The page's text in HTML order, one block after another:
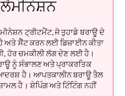
ਟ੍ਰੀਟਮੈਂਟ, ਜੋ ਤੁਹਾਡੇ ਬਰਾਊ ਦੇ
ਅਤੇ ਸੈੱਟ ਕਰਨ ਲਈ ਡਿਜ਼ਾਈਨ ਕੀਤਾ
ਹੋਰ ਚਮਕੀਲੀ ਲੱਗ ਦੇਣ ਲਈ ਹੈ।
ਨੂੰ ਸੰਭਾਲਣ ਅਤੇ ਪ੍ਰਾਕਰਤਿਕ
ਹੈ। ਆਪਤਕਾਲੀਨ ਬਰਾਊ ਤੈਲ
ਹੈ। ਸ਼ੇਪਿੰਗ ਅਤੇ ਟਿੰਟਿੰਗ ਨਹੀਂ